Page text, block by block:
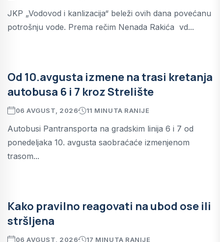
JKP „Vodovod i kanlizacija“ beleži ovih dana povećanu
potrošnju vode. Prema rečim Nenada Rakića vd...
Od 10.avgusta izmene na trasi kretanja
autobusa 6 i 7 kroz Strelište
06 AVGUST, 2026 11 MINUTA RANIJE
Autobusi Pantransporta na gradskim linija 6 i 7 od
ponedeljaka 10. avgusta saobraćaće izmenjenom
trasom...
Kako pravilno reagovati na ubod ose ili
stršljena
06 AVGUST, 2026 17 MINUTA RANIJE